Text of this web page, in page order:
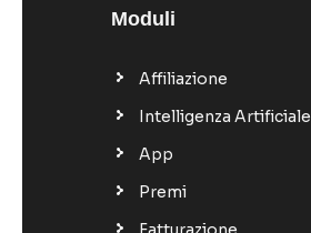
Moduli
Affiliazione
Intelligenza Artificiale
App
Premi